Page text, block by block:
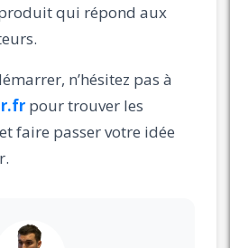
qui répond aux
n’hésitez pas à
pour trouver les
faire passer votre idée